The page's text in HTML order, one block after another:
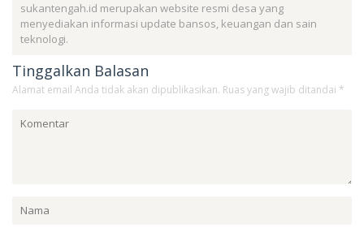
sukantengah.id merupakan website resmi desa yang
menyediakan informasi update bansos, keuangan dan sain
teknologi.
Tinggalkan Balasan
Alamat email Anda tidak akan dipublikasikan. Ruas yang wajib ditandai *